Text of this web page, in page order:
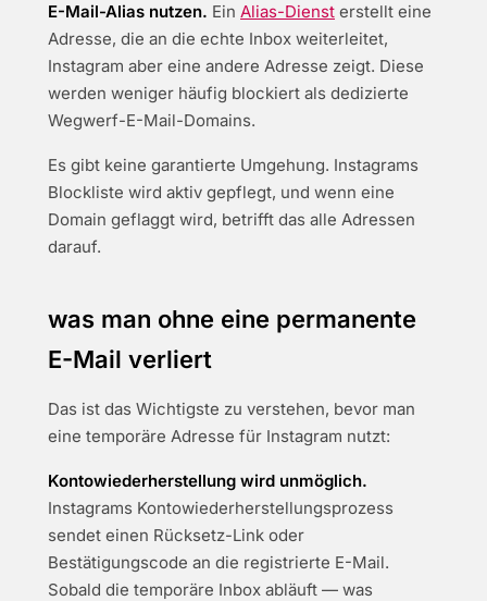
E-Mail-Alias nutzen. Ein Alias-Dienst erstellt eine
Adresse, die an die echte Inbox weiterleitet,
Instagram aber eine andere Adresse zeigt. Diese
werden weniger häufig blockiert als dedizierte
Wegwerf-E-Mail-Domains.
Es gibt keine garantierte Umgehung. Instagrams
Blockliste wird aktiv gepflegt, und wenn eine
Domain geflaggt wird, betrifft das alle Adressen
darauf.
was man ohne eine permanente
E-Mail verliert
Das ist das Wichtigste zu verstehen, bevor man
eine temporäre Adresse für Instagram nutzt:
Kontowiederherstellung wird unmöglich.
Instagrams Kontowiederherstellungsprozess
sendet einen Rücksetz-Link oder
Bestätigungscode an die registrierte E-Mail.
Sobald die temporäre Inbox abläuft — was